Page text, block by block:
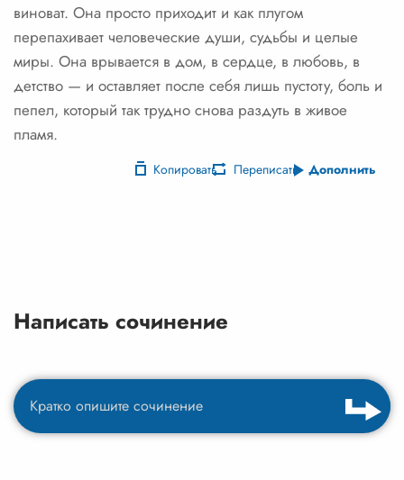
виноват. Она просто приходит и как плугом
перепахивает человеческие души, судьбы и целые
миры. Она врывается в дом, в сердце, в любовь, в
детство — и оставляет после себя лишь пустоту, боль и
пепел, который так трудно снова раздуть в живое
пламя.
Копировать Переписать Дополнить
Написать сочинение